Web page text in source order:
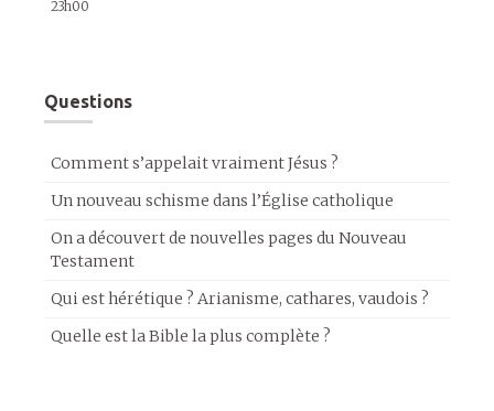
23h00
Questions
Comment s’appelait vraiment Jésus ?
Un nouveau schisme dans l’Église catholique
On a découvert de nouvelles pages du Nouveau
Testament
Qui est hérétique ? Arianisme, cathares, vaudois ?
Quelle est la Bible la plus complète ?